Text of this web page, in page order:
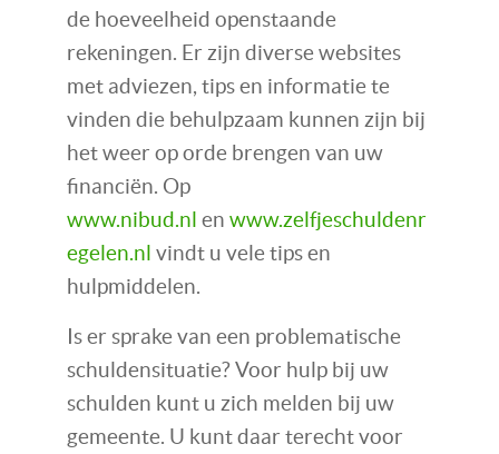
de hoeveelheid openstaande
rekeningen. Er zijn diverse websites
met adviezen, tips en informatie te
vinden die behulpzaam kunnen zijn bij
het weer op orde brengen van uw
financiën. Op
www.nibud.nl en www.zelfjeschuldenr
egelen.nl vindt u vele tips en
hulpmiddelen.
Is er sprake van een problematische
schuldensituatie? Voor hulp bij uw
schulden kunt u zich melden bij uw
gemeente. U kunt daar terecht voor